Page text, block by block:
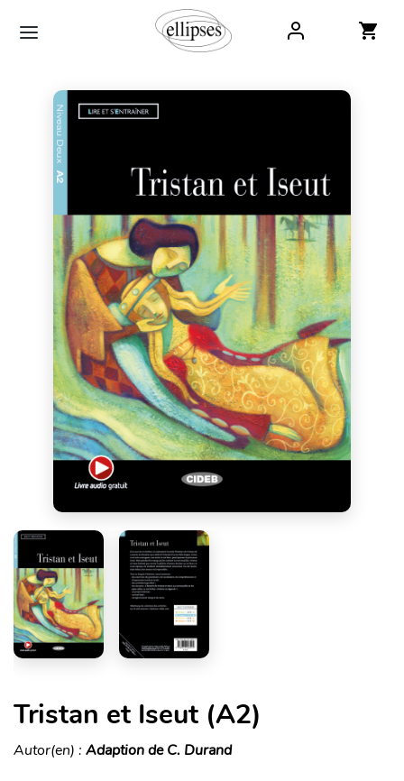
Tristan et Iseut (A2)
Autor(en) : Adaption de C. Durand